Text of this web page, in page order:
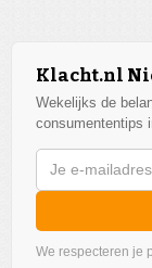
Klacht.nl
Wekelijks de
consumententips
We respecteren je